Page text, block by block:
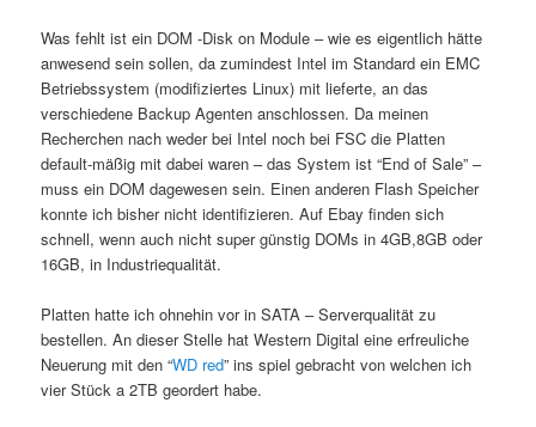
Was fehlt ist ein DOM -Disk on Module – wie es eigentlich hätte
anwesend sein sollen, da zumindest Intel im Standard ein EMC
Betriebssystem (modifiziertes Linux) mit lieferte, an das
verschiedene Backup Agenten anschlossen. Da meinen
Recherchen nach weder bei Intel noch bei FSC die Platten
default-mäßig mit dabei waren – das System ist “End of Sale” –
muss ein DOM dagewesen sein. Einen anderen Flash Speicher
konnte ich bisher nicht identifizieren. Auf Ebay finden sich
schnell, wenn auch nicht super günstig DOMs in 4GB,8GB oder
16GB, in Industriequalität.
Platten hatte ich ohnehin vor in SATA – Serverqualität zu
bestellen. An dieser Stelle hat Western Digital eine erfreuliche
Neuerung mit den “WD red” ins spiel gebracht von welchen ich
vier Stück a 2TB geordert habe.